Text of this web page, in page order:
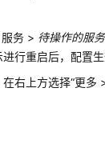
务 > 待操作的服务
行重启后，配置生
右上方选择“更多